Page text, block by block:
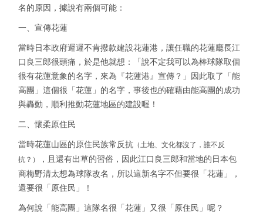
名的原因，據說有兩個可能：
一、宣傳花蓮
當時日本政府遲遲不肯撥款建設花蓮港，讓任職的花蓮廳長江
口良三郎很頭痛，於是他就想：「說不定我可以為棒球隊取個
很有花蓮意象的名字，來為『花蓮港』宣傳？」因此取了「能
高團」這個很「花蓮」的名字，事後也的確藉由能高團的成功
與轟動，順利推動花蓮地區的建設喔！
二、懷柔原住民
當時花蓮山區的原住民族常反抗 （土地、文化都沒了，誰不反
抗？）
，且還有出草的習俗，因此江口良三郎和當地的日本包
商梅野清太想為球隊改名，所以這新名字不但要很「花蓮」，
還要很「原住民」！
為何說「能高團」這隊名很「花蓮」又很「原住民」呢？